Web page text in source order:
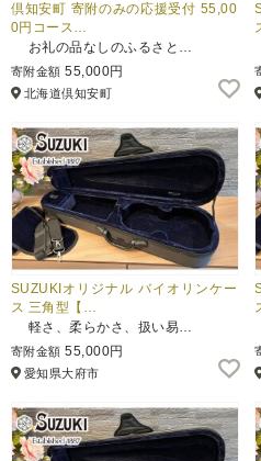
倶知安町 寄附のみの応援受付 55,00
0円コース…
お礼の品なしのふるさと…
寄附金額 55,000円
北海道倶知安町
SUZUKIオリジナル バイオリンケー
ス 三角型【…
軽さ、柔らかさ、扱い易…
寄附金額 55,000円
愛知県大府市